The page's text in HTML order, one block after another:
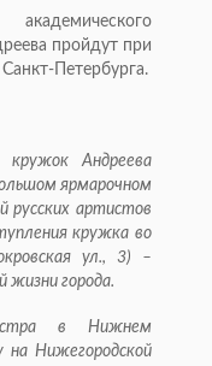
пройдут при
Петербурга.
Андреева
ярмарочном
русских артистов
кружка во
ул., 3) –
жизни города.
в Нижнем
на Нижегородской